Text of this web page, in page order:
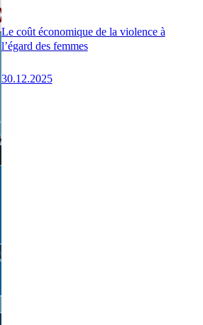
Le coût économique de la violence à
l’égard des femmes
30.12.2025